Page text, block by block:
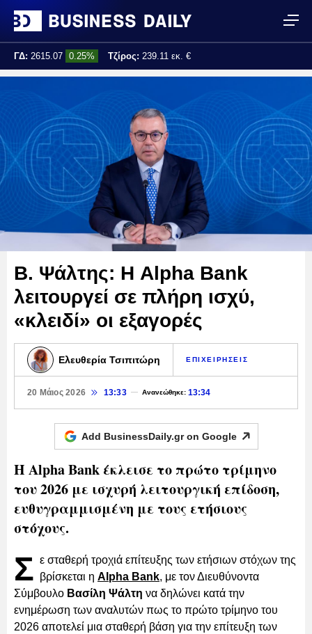
ΓΔ: 2615.07 0.25% Τζίρος: 239.11 εκ. €
Β. Ψάλτης: Η Alpha Bank
λειτουργεί σε πλήρη ισχύ,
«κλειδί» οι εξαγορές
Ελευθερία Τσιπιτώρη ΕΠΙΧΕΙΡΗΣΕΙΣ
20 Μάιος 2026 13:33 Ανανεώθηκε:13:34
Add BusinessDaily.gr on Google
Η Alpha Bank έκλεισε το πρώτο τρίμηνο
του 2026 με ισχυρή λειτουργική επίδοση,
ευθυγραμμισμένη με τους ετήσιους
στόχους.
Σ ε σταθερή τροχιά επίτευξης των ετήσιων στόχων της
βρίσκεται η Alpha Bank, με τον Διευθύνοντα
Σύμβουλο Βασίλη Ψάλτη να δηλώνει κατά την
ενημέρωση των αναλυτών πως το πρώτο τρίμηνο του
2026 αποτελεί μια σταθερή βάση για την επίτευξη των